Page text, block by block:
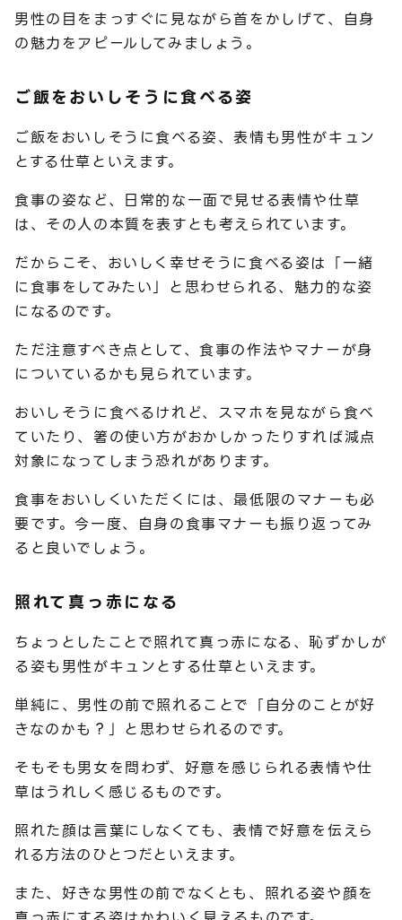
男性の目をまっすぐに見ながら首をかしげて、自身
の魅力をアピールしてみましょう。
ご飯をおいしそうに食べる姿
ご飯をおいしそうに食べる姿、表情も男性がキュン
とする仕草といえます。
食事の姿など、日常的な一面で見せる表情や仕草
は、その人の本質を表すとも考えられています。
だからこそ、おいしく幸せそうに食べる姿は「一緒
に食事をしてみたい」と思わせられる、魅力的な姿
になるのです。
ただ注意すべき点として、食事の作法やマナーが身
についているかも見られています。
おいしそうに食べるけれど、スマホを見ながら食べ
ていたり、箸の使い方がおかしかったりすれば減点
対象になってしまう恐れがあります。
食事をおいしくいただくには、最低限のマナーも必
要です。今一度、自身の食事マナーも振り返ってみ
ると良いでしょう。
照れて真っ赤になる
ちょっとしたことで照れて真っ赤になる、恥ずかしが
る姿も男性がキュンとする仕草といえます。
単純に、男性の前で照れることで「自分のことが好
きなのかも？」と思わせられるのです。
そもそも男女を問わず、好意を感じられる表情や仕
草はうれしく感じるものです。
照れた顔は言葉にしなくても、表情で好意を伝えら
れる方法のひとつだといえます。
また、好きな男性の前でなくとも、照れる姿や顔を